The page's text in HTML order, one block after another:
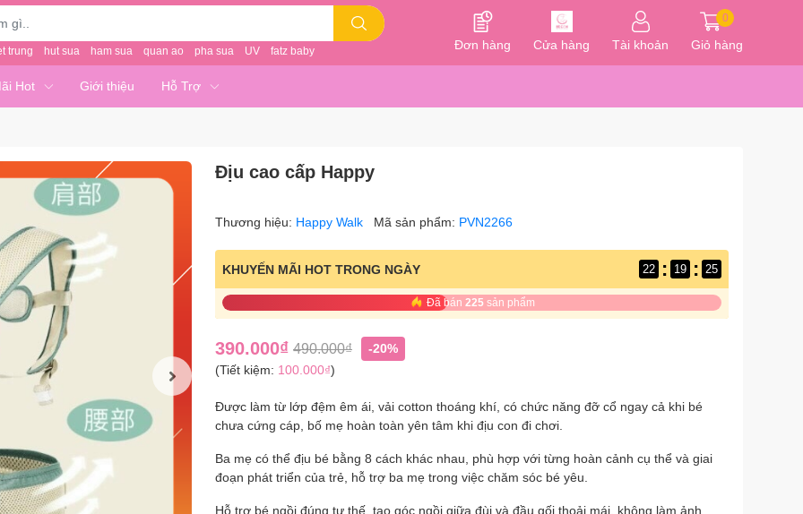
trung hut sua ham sua quan ao pha sua UV fatz baby Đơn hàng Cửa hàng Tài khoản
0
Giỏ hàng
Hot Giới thiệu Hỗ Trợ
Địu cao cấp Happy
Thương hiệu: Happy Walk Mã sản phẩm: PVN2266
KHUYẾN MÃI HOT TRONG NGÀY 22 : 19 : 24
Đã bán 225 sản phẩm
390.000₫ 490.000₫
-20%
(Tiết kiệm: 100.000₫)
Được làm từ lớp đệm êm ái, vải cotton thoáng khí, có chức năng đỡ cổ ngay cả khi bé
chưa cứng cáp, bố mẹ hoàn toàn yên tâm khi địu con đi chơi.
Ba mẹ có thể địu bé bằng 8 cách khác nhau, phù hợp với từng hoàn cảnh cụ thể và giai
đoạn phát triển của trẻ, hỗ trợ ba mẹ trong việc chăm sóc bé yêu.
Hỗ trợ bé ngồi đúng tư thế, tạo góc ngồi giữa đùi và đầu gối thoải mái, không làm ảnh